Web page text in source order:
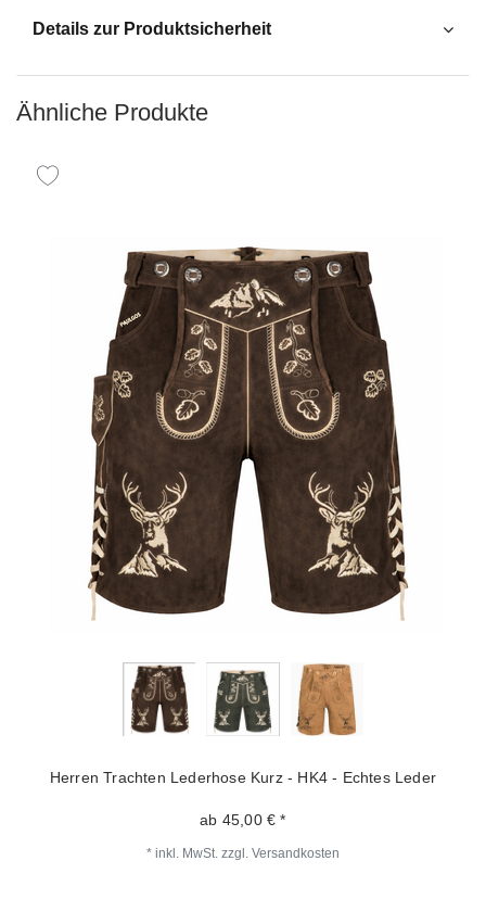
Details zur Produktsicherheit
Ähnliche Produkte
Herren Trachten Lederhose Kurz - HK4 - Echtes Leder
ab 45,00 € *
* inkl. MwSt. zzgl. Versandkosten